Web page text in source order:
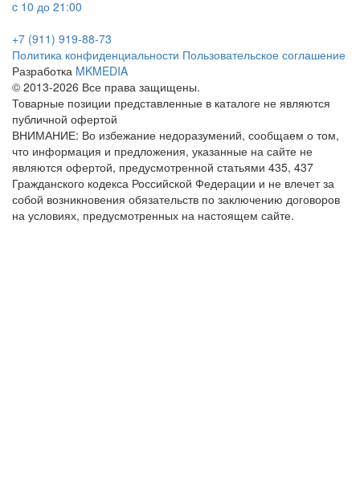
c 10 до 21:00
+7 (911) 919-88-73
Политика конфиденциальности Пользовательское соглашение
Разработка MKMEDIA
© 2013-2026 Все права защищены.
Товарные позиции представленные в каталоге не являются
публичной офертой
ВНИМАНИЕ: Во избежание недоразумений, сообщаем о том,
что информация и предложения, указанные на сайте не
являются офертой, предусмотренной статьями 435, 437
Гражданского кодекса Российской Федерации и не влечет за
собой возникновения обязательств по заключению договоров
на условиях, предусмотренных на настоящем сайте.